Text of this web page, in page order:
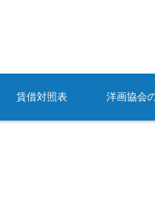
賃借対照表 洋画協会